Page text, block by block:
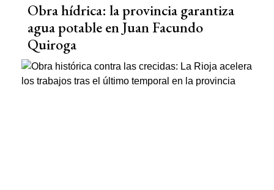
Obra hídrica: la provincia garantiza
agua potable en Juan Facundo
Quiroga